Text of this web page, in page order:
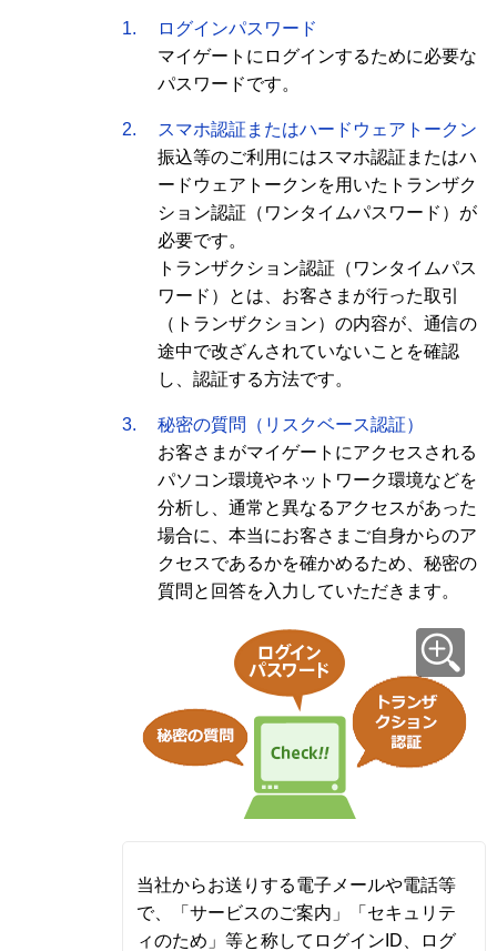
1.
ログインパスワード
マイゲートにログインするために必要な
パスワードです。
2.
スマホ認証またはハードウェアトークン
振込等のご利用にはスマホ認証またはハ
ードウェアトークンを用いたトランザク
ション認証（ワンタイムパスワード）が
必要です。
トランザクション認証（ワンタイムパス
ワード）とは、お客さまが行った取引
（トランザクション）の内容が、通信の
途中で改ざんされていないことを確認
し、認証する方法です。
3.
秘密の質問（リスクベース認証）
お客さまがマイゲートにアクセスされる
パソコン環境やネットワーク環境などを
分析し、通常と異なるアクセスがあった
場合に、本当にお客さまご自身からのア
クセスであるかを確かめるため、秘密の
質問と回答を入力していただきます。
当社からお送りする電子メールや電話等
で、「サービスのご案内」「セキュリテ
ィのため」等と称してログインID、ログ